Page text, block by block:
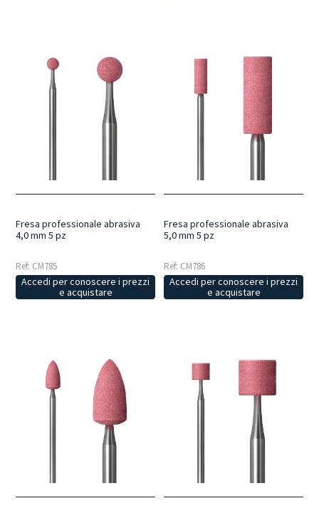
Fresa professionale abrasiva
4,0 mm 5 pz
Ref: CM785
Accedi per conoscere i prezzi
e acquistare
Fresa professionale abrasiva
5,0 mm 5 pz
Ref: CM786
Accedi per conoscere i prezzi
e acquistare